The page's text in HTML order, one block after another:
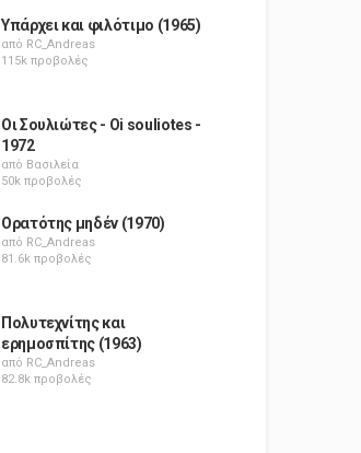
Υπάρχει και φιλότιμο (1965)
από RC_Andreas
115k προβολές
Οι Σουλιώτες - Oi souliotes -
1972
από Βασιλεία
50k προβολές
Ορατότης μηδέν (1970)
από RC_Andreas
81.6k προβολές
Πολυτεχνίτης και
ερημοσπίτης (1963)
από RC_Andreas
82.8k προβολές